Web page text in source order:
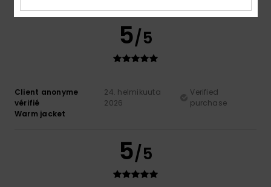
5/5
Client anonyme
vérifié
24. helmikuuta
2026
Verified
purchase
Warm jacket
5/5